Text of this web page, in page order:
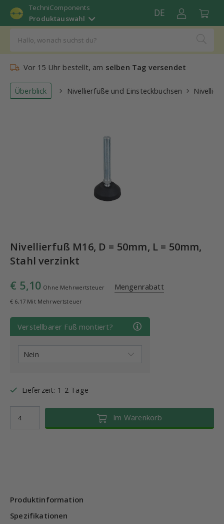
TechniComponents
Produktauswahl
DE
Vor 15 Uhr bestellt, am selben Tag versendet
Überblick Nivellierfüße und Einsteckbuchsen
Nivellierfuß M16, D = 50mm, L = 50mm,
Stahl verzinkt
€ 5,10 Ohne Mehrwertsteuer Mengenrabatt
€ 6,17 Mit Mehrwertsteuer
Verstellbarer Fuß montiert?
Lieferzeit: 1-2 Tage
Im Warenkorb
Produktinformation
Spezifikationen